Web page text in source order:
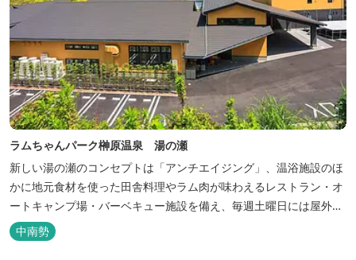
ラムちゃんパーク榊原温泉 湯の瀬
新しい湯の瀬のコンセプトは「アンチエイジング」、温浴施設のほ
かに地元食材を使った田舎料理やラム肉が味わえるレストラン・オ
ートキャンプ場・バーベキュー施設を備え、毎週土曜日には屋外に
「湯の瀬市場」を設け、新鮮野菜の販売が行われています。 また、
観光旅行が困難な障がい者や介助が必要な高齢者の利用に特化した
中南勢